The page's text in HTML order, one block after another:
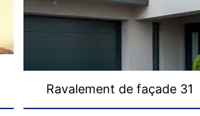
Ravalement de façade 31